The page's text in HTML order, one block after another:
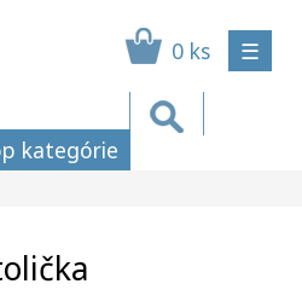
☰
0 ks
kategórie